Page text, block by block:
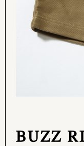
BUZZ